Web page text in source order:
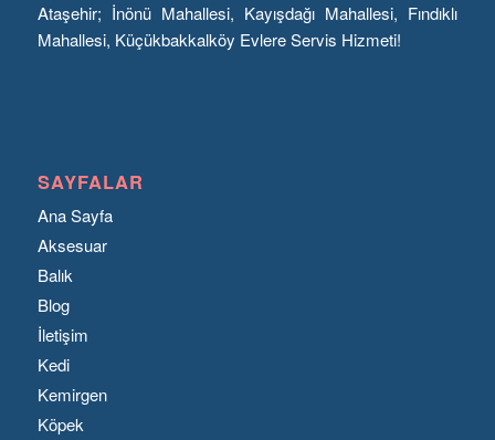
Ataşehir; İnönü Mahallesi, Kayışdağı Mahallesi, Fındıklı
Mahallesi, Küçükbakkalköy Evlere Servis Hizmeti!
SAYFALAR
Ana Sayfa
Aksesuar
Balık
Blog
İletişim
Kedi
Kemirgen
Köpek